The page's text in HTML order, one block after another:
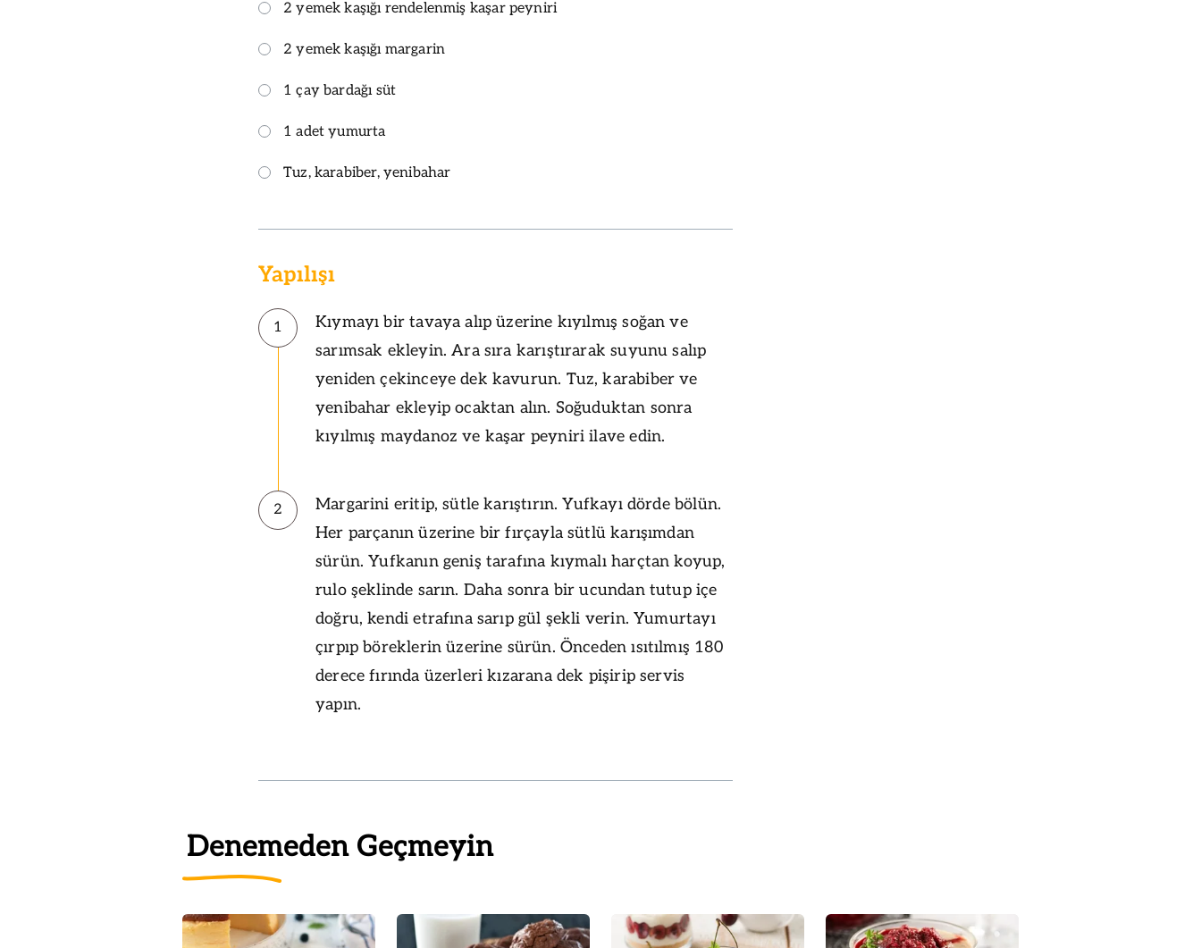
2 yemek kaşığı rendelenmiş kaşar peyniri
2 yemek kaşığı margarin
1 çay bardağı süt
1 adet yumurta
Tuz, karabiber, yenibahar
Yapılışı
1
Kıymayı bir tavaya alıp üzerine kıyılmış soğan ve
sarımsak ekleyin. Ara sıra karıştırarak suyunu salıp
yeniden çekinceye dek kavurun. Tuz, karabiber ve
yenibahar ekleyip ocaktan alın. Soğuduktan sonra
kıyılmış maydanoz ve kaşar peyniri ilave edin.
2
Margarini eritip, sütle karıştırın. Yufkayı dörde bölün.
Her parçanın üzerine bir fırçayla sütlü karışımdan
sürün. Yufkanın geniş tarafına kıymalı harçtan koyup,
rulo şeklinde sarın. Daha sonra bir ucundan tutup içe
doğru, kendi etrafına sarıp gül şekli verin. Yumurtayı
çırpıp böreklerin üzerine sürün. Önceden ısıtılmış 180
derece fırında üzerleri kızarana dek pişirip servis
yapın.
Denemeden Geçmeyin